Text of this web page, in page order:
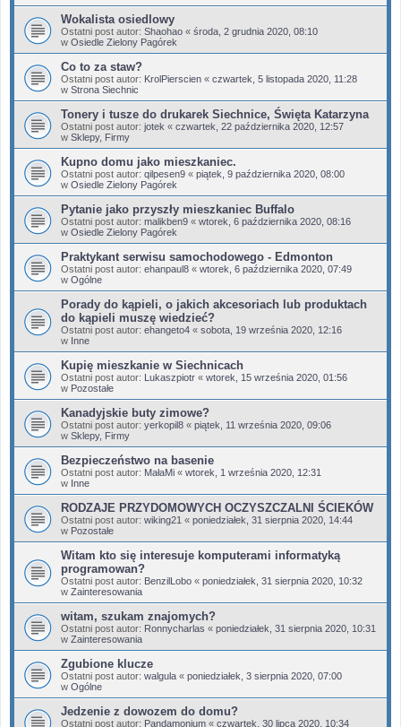
Wokalista osiedlowy
Ostatni post autor: Shaohao « środa, 2 grudnia 2020, 08:10
w Osiedle Zielony Pagórek
Co to za staw?
Ostatni post autor: KrolPierscien « czwartek, 5 listopada 2020, 11:28
w Strona Siechnic
Tonery i tusze do drukarek Siechnice, Święta Katarzyna
Ostatni post autor: jotek « czwartek, 22 października 2020, 12:57
w Sklepy, Firmy
Kupno domu jako mieszkaniec.
Ostatni post autor: qilpesen9 « piątek, 9 października 2020, 08:00
w Osiedle Zielony Pagórek
Pytanie jako przyszły mieszkaniec Buffalo
Ostatni post autor: malikben9 « wtorek, 6 października 2020, 08:16
w Osiedle Zielony Pagórek
Praktykant serwisu samochodowego - Edmonton
Ostatni post autor: ehanpaul8 « wtorek, 6 października 2020, 07:49
w Ogólne
Porady do kąpieli, o jakich akcesoriach lub produktach
do kąpieli muszę wiedzieć?
Ostatni post autor: ehangeto4 « sobota, 19 września 2020, 12:16
w Inne
Kupię mieszkanie w Siechnicach
Ostatni post autor: Lukaszpiotr « wtorek, 15 września 2020, 01:56
w Pozostałe
Kanadyjskie buty zimowe?
Ostatni post autor: yerkopil8 « piątek, 11 września 2020, 09:06
w Sklepy, Firmy
Bezpieczeństwo na basenie
Ostatni post autor: MałaMi « wtorek, 1 września 2020, 12:31
w Inne
RODZAJE PRZYDOMOWYCH OCZYSZCZALNI ŚCIEKÓW
Ostatni post autor: wiking21 « poniedziałek, 31 sierpnia 2020, 14:44
w Pozostałe
Witam kto się interesuje komputerami informatyką
programowan?
Ostatni post autor: BenzilLobo « poniedziałek, 31 sierpnia 2020, 10:32
w Zainteresowania
witam, szukam znajomych?
Ostatni post autor: Ronnycharlas « poniedziałek, 31 sierpnia 2020, 10:31
w Zainteresowania
Zgubione klucze
Ostatni post autor: walgula « poniedziałek, 3 sierpnia 2020, 07:00
w Ogólne
Jedzenie z dowozem do domu?
Ostatni post autor: Pandamonium « czwartek, 30 lipca 2020, 10:34